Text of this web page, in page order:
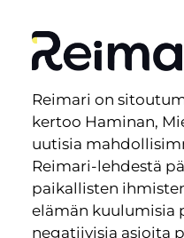
Reimari on
kertoo Haminan,
uutisia
Reimari-lehdestä
paikallisten
elämän kuulumisia
negatiivisia asioita